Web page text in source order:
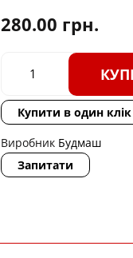
280.00 грн.
Купити в один клік
Виробник Будмаш
Запитати